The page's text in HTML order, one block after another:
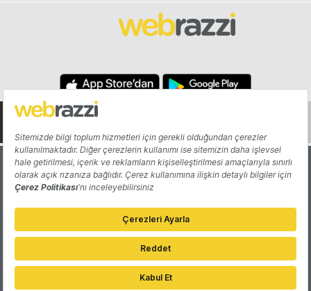
Hakkında Yazarlar
Katkıda Bulun Reklam